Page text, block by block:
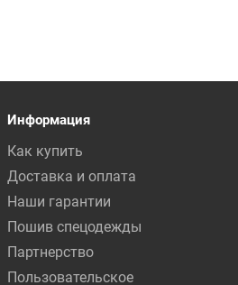
Информация
Как купить
Доставка и оплата
Наши гарантии
Пошив спецодежды
Партнерство
Пользовательское